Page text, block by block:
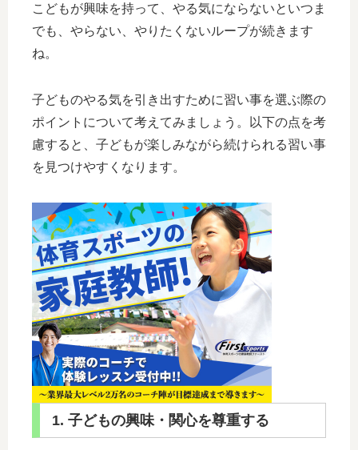
こどもが興味を持って、やる気にならないといつま
でも、やらない、やりたくないループが続きます
ね。
子どものやる気を引き出すために習い事を選ぶ際の
ポイントについて考えてみましょう。以下の点を考
慮すると、子どもが楽しみながら続けられる習い事
を見つけやすくなります。
1. 子どもの興味・関心を尊重する